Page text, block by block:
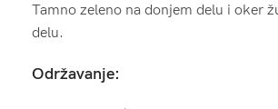
Tamno zeleno na donjem delu i oker
delu.
Održavanje: